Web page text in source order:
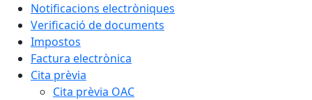
Notificacions electròniques
Verificació de documents
Impostos
Factura electrònica
Cita prèvia
Cita prèvia OAC